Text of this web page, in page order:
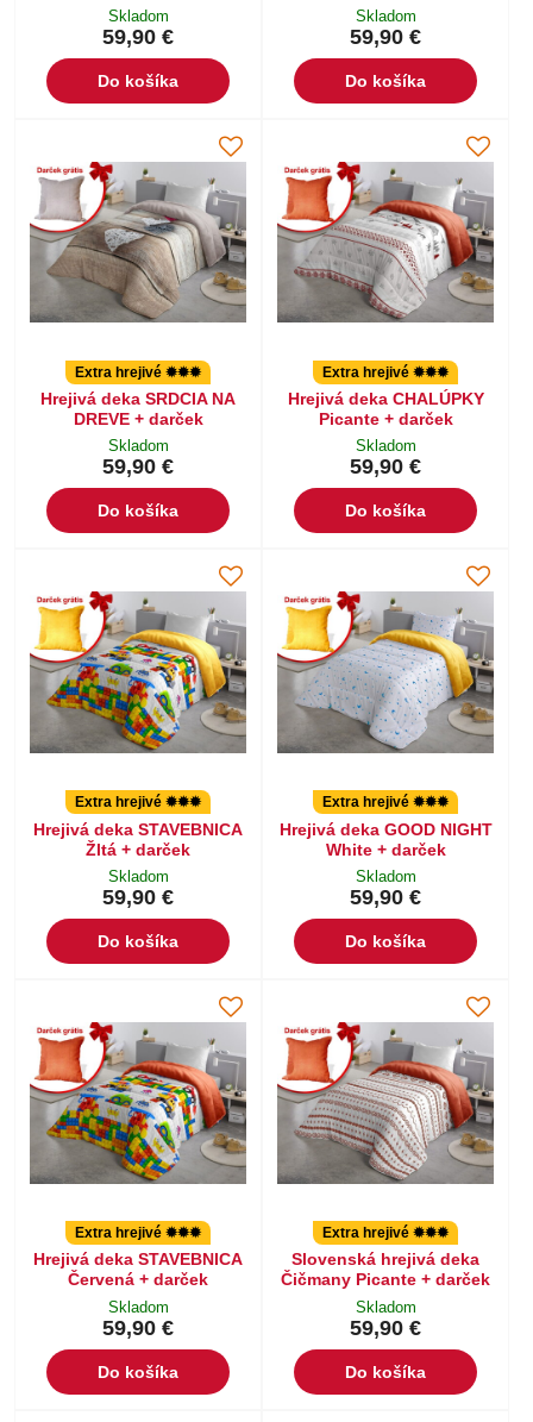
Skladom
59,90 €
Do košíka
Skladom
59,90 €
Do košíka
Extra hrejivé ✹✹✹
Hrejivá deka SRDCIA NA
DREVE + darček
Skladom
59,90 €
Do košíka
Extra hrejivé ✹✹✹
Hrejivá deka CHALÚPKY
Picante + darček
Skladom
59,90 €
Do košíka
Extra hrejivé ✹✹✹
Hrejivá deka STAVEBNICA
Žltá + darček
Skladom
59,90 €
Do košíka
Extra hrejivé ✹✹✹
Hrejivá deka GOOD NIGHT
White + darček
Skladom
59,90 €
Do košíka
Extra hrejivé ✹✹✹
Hrejivá deka STAVEBNICA
Červená + darček
Skladom
59,90 €
Do košíka
Extra hrejivé ✹✹✹
Slovenská hrejivá deka
Čičmany Picante + darček
Skladom
59,90 €
Do košíka